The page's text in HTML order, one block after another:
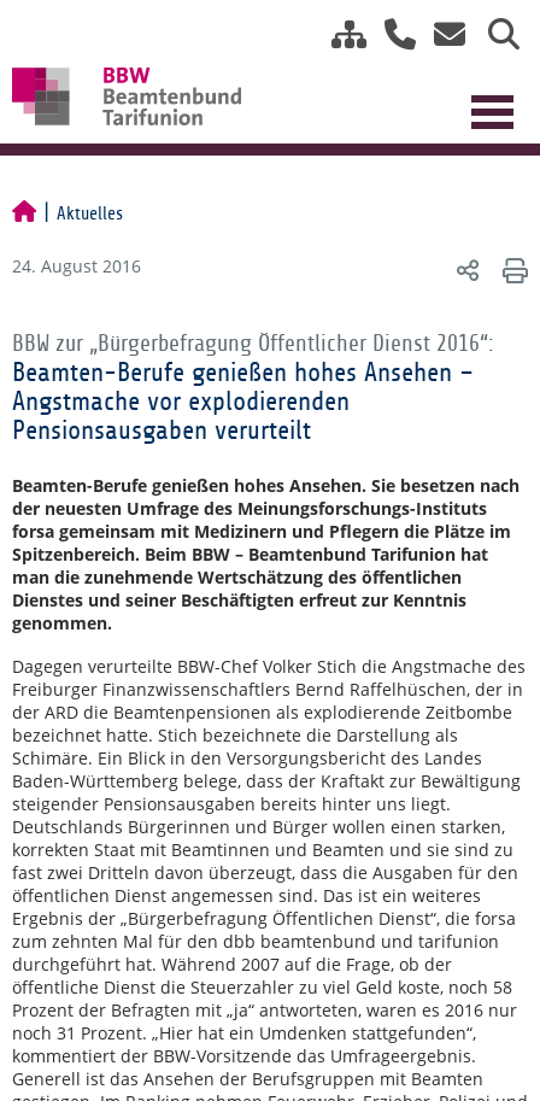
Aktuelles
24. August 2016
BBW zur „Bürgerbefragung Öffentlicher Dienst 2016“:
Beamten-Berufe genießen hohes Ansehen –
Angstmache vor explodierenden
Pensionsausgaben verurteilt
Beamten-Berufe genießen hohes Ansehen. Sie besetzen nach
der neuesten Umfrage des Meinungsforschungs-Instituts
forsa gemeinsam mit Medizinern und Pflegern die Plätze im
Spitzenbereich. Beim BBW – Beamtenbund Tarifunion hat
man die zunehmende Wertschätzung des öffentlichen
Dienstes und seiner Beschäftigten erfreut zur Kenntnis
genommen.
Dagegen verurteilte BBW-Chef Volker Stich die Angstmache des
Freiburger Finanzwissenschaftlers Bernd Raffelhüschen, der in
der ARD die Beamtenpensionen als explodierende Zeitbombe
bezeichnet hatte. Stich bezeichnete die Darstellung als
Schimäre. Ein Blick in den Versorgungsbericht des Landes
Baden-Württemberg belege, dass der Kraftakt zur Bewältigung
steigender Pensionsausgaben bereits hinter uns liegt.
Deutschlands Bürgerinnen und Bürger wollen einen starken,
korrekten Staat mit Beamtinnen und Beamten und sie sind zu
fast zwei Dritteln davon überzeugt, dass die Ausgaben für den
öffentlichen Dienst angemessen sind. Das ist ein weiteres
Ergebnis der „Bürgerbefragung Öffentlichen Dienst“, die forsa
zum zehnten Mal für den dbb beamtenbund und tarifunion
durchgeführt hat. Während 2007 auf die Frage, ob der
öffentliche Dienst die Steuerzahler zu viel Geld koste, noch 58
Prozent der Befragten mit „ja“ antworteten, waren es 2016 nur
noch 31 Prozent. „Hier hat ein Umdenken stattgefunden“,
kommentiert der BBW-Vorsitzende das Umfrageergebnis.
Generell ist das Ansehen der Berufsgruppen mit Beamten